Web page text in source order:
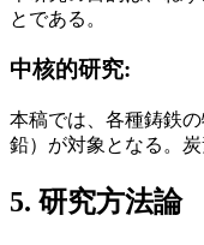
とである。
中核的研究:
本稿では、各種鋳鉄
鉛）が対象となる。
5. 研究方法論